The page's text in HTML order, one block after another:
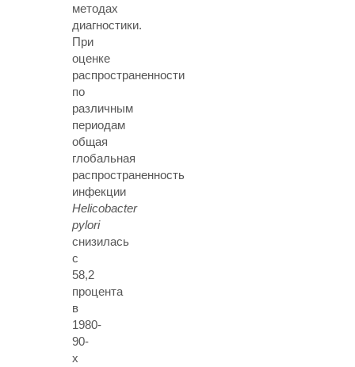
методах
диагностики.
При
оценке
распространенности
по
различным
периодам
общая
глобальная
распространенность
инфекции
Helicobacter
pylori
снизилась
с
58,2
процента
в
1980-
90-
х